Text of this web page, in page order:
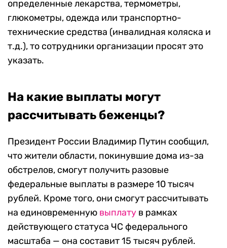
определенные лекарства, термометры,
глюкометры, одежда или транспортно-
технические средства (инвалидная коляска и
т.д.), то сотрудники организации просят это
указать.
На какие выплаты могут
рассчитывать беженцы?
Президент России Владимир Путин сообщил,
что жители области, покинувшие дома из-за
обстрелов, смогут получить разовые
федеральные выплаты в размере 10 тысяч
рублей. Кроме того, они смогут рассчитывать
на единовременную выплату в рамках
действующего статуса ЧС федерального
масштаба — она составит 15 тысяч рублей.